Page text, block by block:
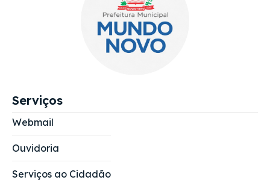
Serviços
Webmail
Ouvidoria
Serviços ao Cidadão